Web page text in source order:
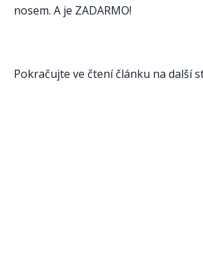
nosem. A je ZADARMO!
Pokračujte ve čtení článku na další